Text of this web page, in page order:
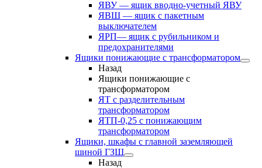
ЯВУ — ящик вводно-учетный ЯВУ
ЯВШ — ящик с пакетным
выключателем
ЯРП— ящик с рубильником и
предохранителями
Ящики понижающие с трансформатором
Назад
Ящики понижающие с
трансформатором
ЯТ с разделительным
трансформатором
ЯТП-0,25 с понижающим
трансформатором
Ящики, шкафы с главной заземляющей
шиной ГЗШ
Назад